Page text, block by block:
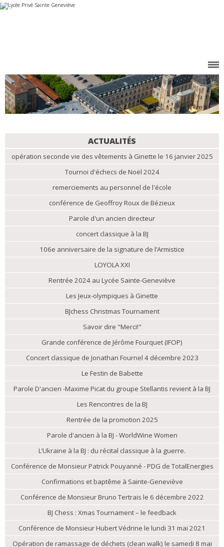
Aller
au
Outils
personnels
ACTUALITÉS
opération seconde vie des vêtements à Ginette le 16 janvier 2025
Tournoi d'échecs de Noël 2024
remerciements au personnel de l'école
conférence de Geoffroy Roux de Bézieux
Parole d'un ancien directeur
concert classique à la BJ
106e anniversaire de la signature de l’Armistice
LOYOLA XXI
Rentrée 2024 au Lycée Sainte-Geneviève
Les Jeux-olympiques à Ginette
BJchess Christmas Tournament
Savoir dire "Merci!"
Grande conférence de Jérôme Fourquet (IFOP)
Concert classique de Jonathan Fournel 4 décembre 2023
Le Festin de Babette
Parole D'ancien -Maxime Picat du groupe Stellantis revient à la BJ
Les Rencontres de la BJ
Rentrée de la promotion 2025
Parole d'ancien à la BJ - WorldWine Women
L’Ukraine à la BJ : du récital classique à la guerre.
Conférence de Monsieur Patrick Pouyanné - PDG de TotalEnergies
Confirmations et baptême à Sainte-Geneviève
Conférence de Monsieur Bruno Tertrais le 6 décembre 2022
BJ Chess : Xmas Tournament – le feedback
Conférence de Monsieur Hubert Védrine le lundi 31 mai 2021
Opération de ramassage de déchets (clean walk) le samedi 8 mai